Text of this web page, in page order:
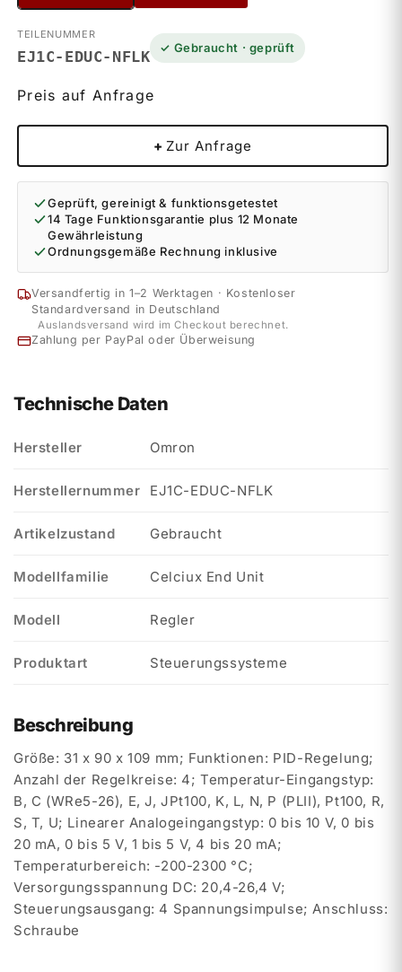
TEILENUMMER
EJ1C-EDUC-NFLK ✓ Gebraucht · geprüft
Preis auf Anfrage
+ Zur Anfrage
Geprüft, gereinigt & funktionsgetestet
14 Tage Funktionsgarantie plus 12 Monate
Gewährleistung
Ordnungsgemäße Rechnung inklusive
Versandfertig in 1–2 Werktagen · Kostenloser
Standardversand in Deutschland
Auslandsversand wird im Checkout berechnet.
Zahlung per PayPal oder Überweisung
Technische Daten
Hersteller Omron
Herstellernummer EJ1C-EDUC-NFLK
Artikelzustand Gebraucht
Modellfamilie Celciux End Unit
Modell Regler
Produktart Steuerungssysteme
Beschreibung
Größe: 31 x 90 x 109 mm; Funktionen: PID-Regelung;
Anzahl der Regelkreise: 4; Temperatur-Eingangstyp:
B, C (WRe5-26), E, J, JPt100, K, L, N, P (PLII), Pt100, R,
S, T, U; Linearer Analogeingangstyp: 0 bis 10 V, 0 bis
20 mA, 0 bis 5 V, 1 bis 5 V, 4 bis 20 mA;
Temperaturbereich: -200-2300 °C;
Versorgungsspannung DC: 20,4-26,4 V;
Steuerungsausgang: 4 Spannungsimpulse; Anschluss:
Schraube